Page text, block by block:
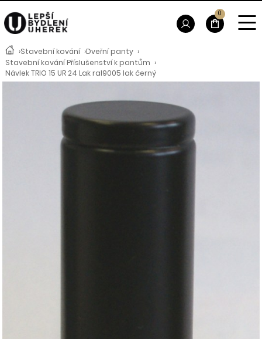
›Stavební kování ›Dveřní panty ›
Stavební kování Příslušenství k pantům ›
Návlek TRIO 15 UR 24 Lak ral9005 lak černý
0